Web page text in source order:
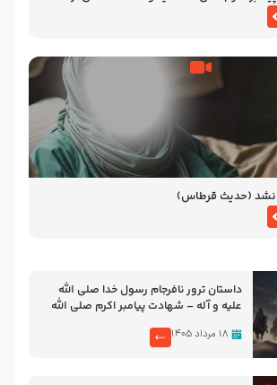
– 1389
نشد (حدیث قرطاس)
‌‌‌‌‌‌‌داستان ترور نافرجام رسول خدا صلی الله
علیه و آله – شهادت پیامبر اکرم صلی الله
۱۸ مرداد ۱۴۰۵